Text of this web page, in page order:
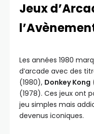
Jeux
Les années 1980
d’arcade avec des
(1980), Donkey Kong
(1978). Ces jeux ont
jeu simples mais
devenus iconiques.